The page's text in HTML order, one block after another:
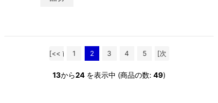
[<< 前
1 2 3 4 5
[次
13から24 を表示中 (商品の数: 49)